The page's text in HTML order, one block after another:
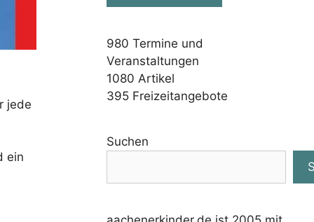
jede
ein
980 Termine und
Veranstaltungen
1080 Artikel
395 Freizeitangebote
Suchen